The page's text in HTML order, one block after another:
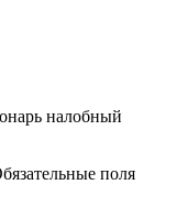
налобный
поля